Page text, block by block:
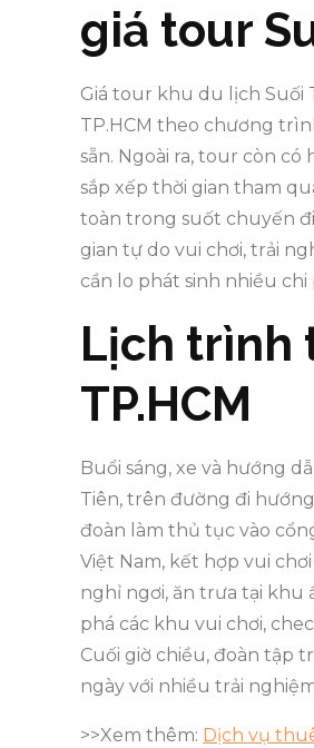
giá tour
Giá tour khu du lịch Suối
TP.HCM theo chương
sẵn. Ngoài ra, tour còn
sắp xếp thời gian tham
toàn trong suốt chuyến
gian tự do vui chơi, trải
cần lo phát sinh nhiều
Lịch trình
TP.HCM
Buổi sáng, xe và hướng
Tiên, trên đường đi
đoàn làm thủ tục vào
Việt Nam, kết hợp vui
nghỉ ngơi, ăn trưa tại
phá các khu vui chơi,
Cuối giờ chiều, đoàn tập
ngày với nhiều trải
>>Xem thêm: Dịch vụ